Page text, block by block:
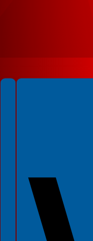
Spełniamy standardy WCAG 2.2
Spełniamy standardy W3C